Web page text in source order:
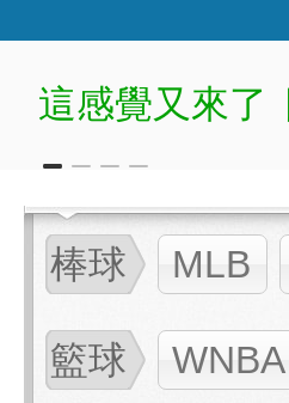
這感覺又來了
棒球 MLB
籃球 WNBA